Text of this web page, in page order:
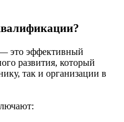
это эффективный
развития, который
так и организации в